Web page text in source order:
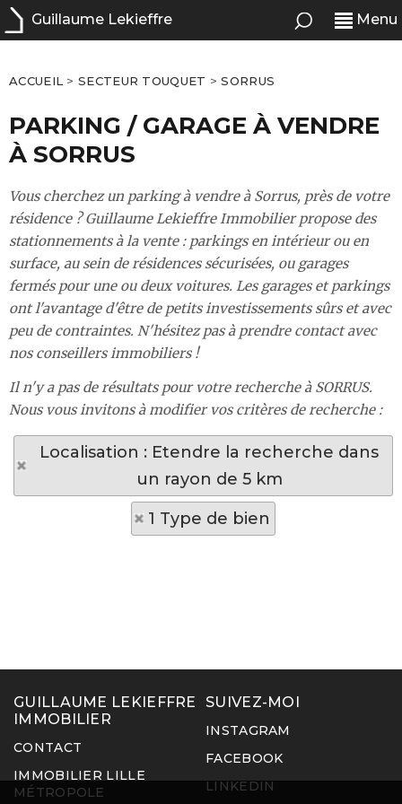
Guillaume Lekieffre Menu
ACCUEIL >SECTEUR TOUQUET >SORRUS
PARKING / GARAGE À VENDRE
À SORRUS
Vous cherchez un parking à vendre à Sorrus, près de votre
résidence ? Guillaume Lekieffre Immobilier propose des
stationnements à la vente : parkings en intérieur ou en
surface, au sein de résidences sécurisées, ou garages
fermés pour une ou deux voitures. Les garages et parkings
ont l'avantage d'être de petits investissements sûrs et avec
peu de contraintes. N'hésitez pas à prendre contact avec
nos conseillers immobiliers !
Il n'y a pas de résultats pour votre recherche à SORRUS.
Nous vous invitons à modifier vos critères de recherche :
Localisation : Etendre la recherche dans
un rayon de 5 km
1 Type de bien
GUILLAUME LEKIEFFRE
IMMOBILIER
CONTACT
IMMOBILIER LILLE
MÉTROPOLE
SUIVEZ-MOI
INSTAGRAM
FACEBOOK
LINKEDIN